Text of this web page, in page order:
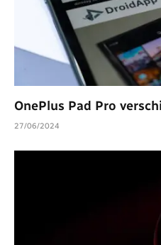
OnePlus Pad Pro
27/06/2024